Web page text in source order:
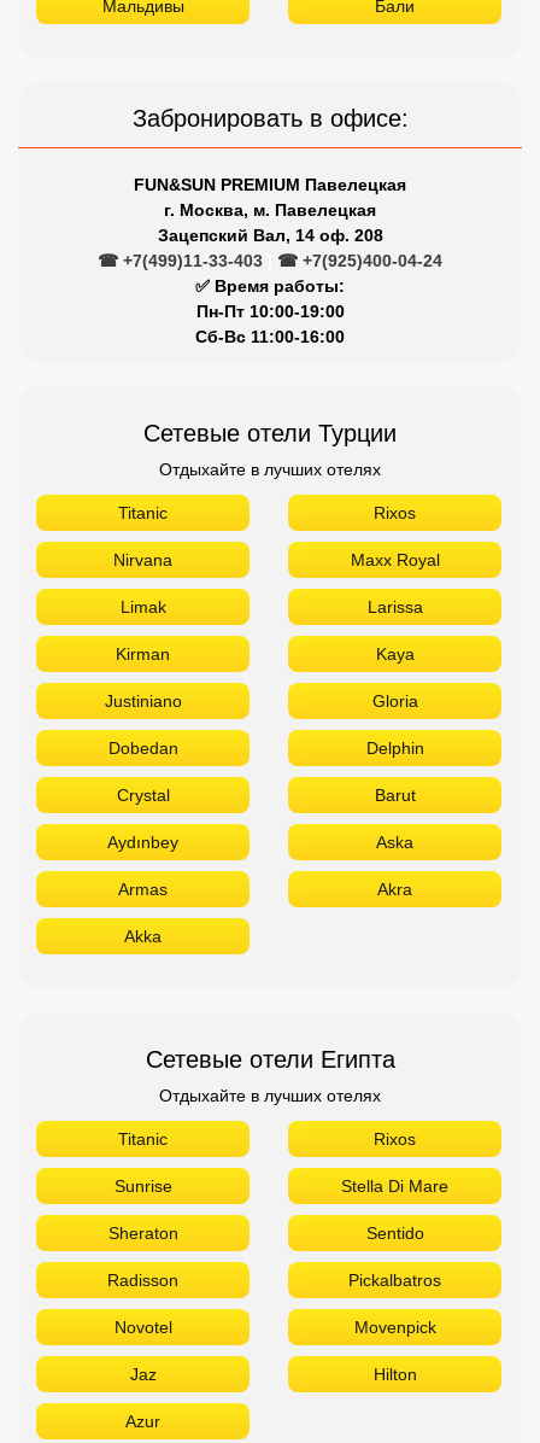
Мальдивы Бали
Забронировать в офисе:
FUN&SUN PREMIUM Павелецкая
г. Москва, м. Павелецкая
Зацепский Вал, 14 оф. 208
☎ +7(499)11-33-403
☎ +7(925)400-04-24
✅ Время работы:
Пн-Пт 10:00-19:00
Сб-Вс 11:00-16:00
Сетевые отели Турции
Отдыхайте в лучших отелях
Titanic Rixos
Nirvana Maxx Royal
Limak Larissa
Kirman Kaya
Justiniano Gloria
Dobedan Delphin
Crystal Barut
Aydınbey Aska
Armas Akra
Akka
Сетевые отели Египта
Отдыхайте в лучших отелях
Titanic Rixos
Sunrise Stella Di Mare
Sheraton Sentido
Radisson Pickalbatros
Novotel Movenpick
Jaz Hilton
Azur